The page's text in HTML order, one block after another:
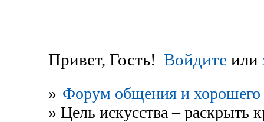
Привет, Гость! Войдите или
» Форум общения и хорошего
» Цель искусства – раскрыть